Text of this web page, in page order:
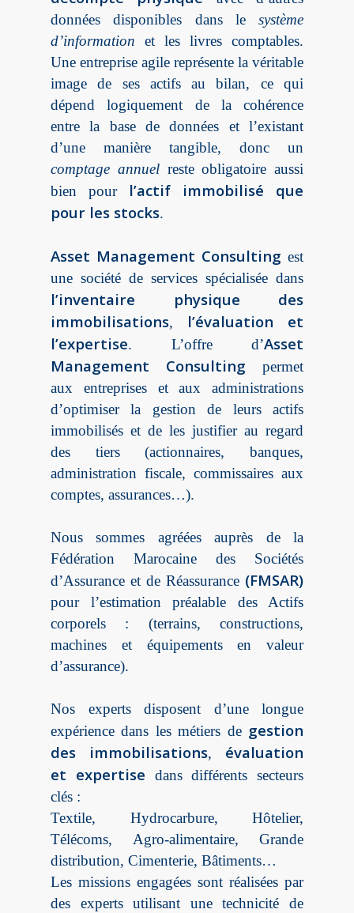
données disponibles dans le système
d’information et les livres comptables.
Une entreprise agile représente la véritable
image de ses actifs au bilan, ce qui
dépend logiquement de la cohérence
entre la base de données et l’existant
d’une manière tangible, donc un
comptage annuelreste obligatoire aussi
bien pour l’actif immobilisé que
pour les stocks.
Asset Management Consulting est
une société de services spécialisée dans
l’inventaire physique des
immobilisations, l’évaluation et
l’expertise. L’offre d’Asset
Management Consulting permet
aux entreprises et aux administrations
d’optimiser la gestion de leurs actifs
immobilisés et de les justifier au regard
des tiers (actionnaires, banques,
administration fiscale, commissaires aux
comptes, assurances…).
Nous sommes agréées auprès de la
Fédération Marocaine des Sociétés
d’Assurance et de Réassurance (FMSAR)
pour l’estimation préalable des Actifs
corporels : (terrains, constructions,
machines et équipements en valeur
d’assurance).
Nos experts disposent d’une longue
expérience dans les métiers de gestion
des immobilisations, évaluation
et expertise dans différents secteurs
clés :
Textile, Hydrocarbure, Hôtelier,
Télécoms, Agro-alimentaire, Grande
distribution, Cimenterie, Bâtiments…
Les missions engagées sont réalisées par
des experts utilisant une technicité de